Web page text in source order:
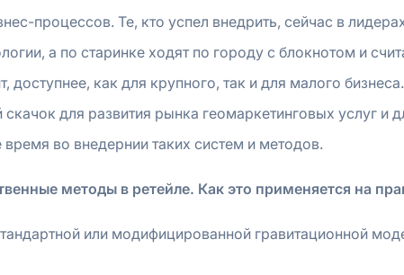
процессов. Те, кто успел внедрить, сейчас в
а по старинке ходят по городу с блокнотом и
как для крупного, так и для малого
для развития рынка геомаркетинговых услуг и
во внедернии таких систем и методов.
методы в ретейле. Как это применяется на
или модифицированной гравитационной